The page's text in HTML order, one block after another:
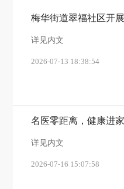
梅华街道翠福社区开
详见内文
2026-07-13 18:38:54
名医零距离，健康进
详见内文
2026-07-16 15:07:58